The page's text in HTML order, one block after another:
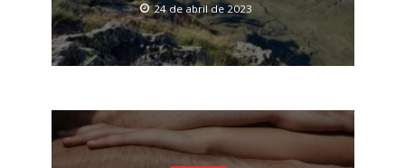
24 de abril de 2023